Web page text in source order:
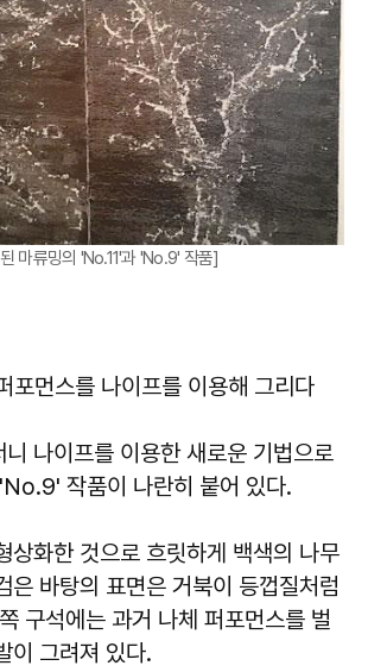
마류밍의 'No.11'과 'No.9' 작품]
포먼스를 나이프를 이용해 그리다
나이프를 이용한 새로운 기법으로
작품이 나란히 붙어 있다.
상화한 것으로 흐릿하게 백색의 나무
은 바탕의 표면은 거북이 등껍질처럼
구석에는 과거 나체 퍼포먼스를 벌
이 그려져 있다.